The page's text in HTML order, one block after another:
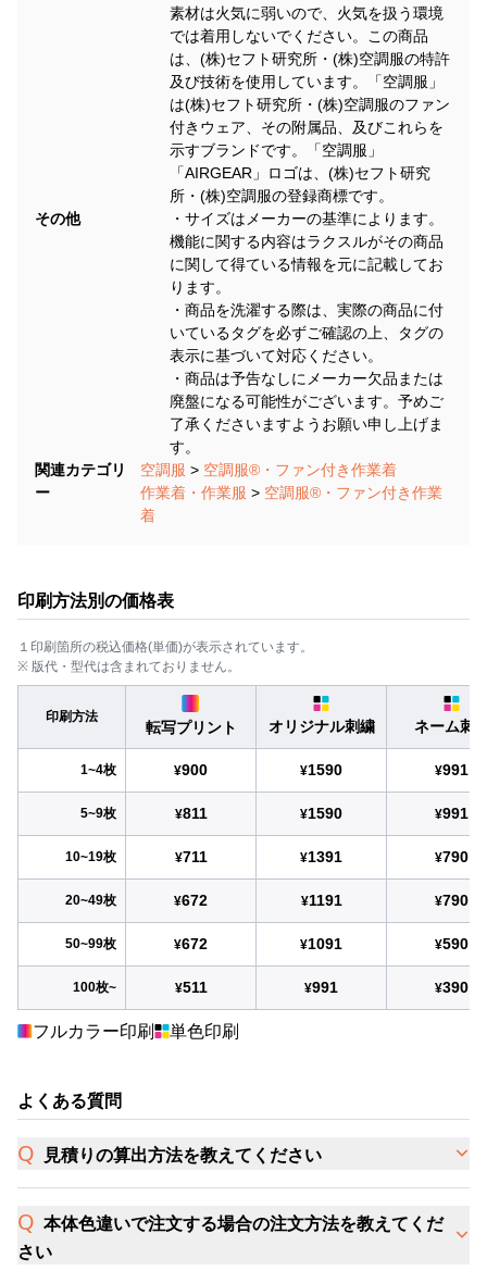
素材は火気に弱いので、火気を扱う環境
では着用しないでください。この商品
は、(株)セフト研究所・(株)空調服の特許
及び技術を使用しています。「空調服」
は(株)セフト研究所・(株)空調服のファン
付きウェア、その附属品、及びこれらを
示すブランドです。「空調服」
「AIRGEAR」ロゴは、(株)セフト研究
所・(株)空調服の登録商標です。
その他
・サイズはメーカーの基準によります。
機能に関する内容はラクスルがその商品
に関して得ている情報を元に記載してお
ります。
・商品を洗濯する際は、実際の商品に付
いているタグを必ずご確認の上、タグの
表示に基づいて対応ください。
・商品は予告なしにメーカー欠品または
廃盤になる可能性がございます。予めご
了承くださいますようお願い申し上げま
す。
関連カテゴリ
ー
空調服 > 空調服®・ファン付き作業着
作業着・作業服 > 空調服®・ファン付き作業
着
印刷方法別の価格表
１印刷箇所の税込価格(単価)が表示されています。
※ 版代・型代は含まれておりません。
印刷方法
転写プリント オリジナル刺繍 ネーム刺
1~4枚 ¥900 ¥1590 ¥991
5~9枚 ¥811 ¥1590 ¥991
10~19枚 ¥711 ¥1391 ¥790
20~49枚 ¥672 ¥1191 ¥790
50~99枚 ¥672 ¥1091 ¥590
100枚~ ¥511 ¥991 ¥390
フルカラー印刷 単色印刷
よくある質問
見積りの算出方法を教えてください
本体色違いで注文する場合の注文方法を教えてくだ
さい